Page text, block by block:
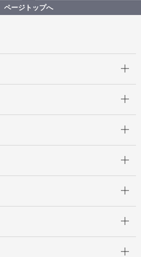
】【公募型プロポーザル方式】横浜市
利用実績に係るデータ分析調査業務委
ページトップへ